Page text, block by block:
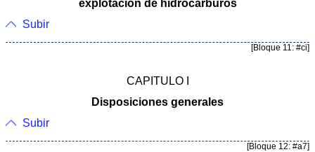
explotación de hidrocarburos
Subir
[Bloque 11: #ci]
CAPITULO I
Disposiciones generales
Subir
[Bloque 12: #a7]